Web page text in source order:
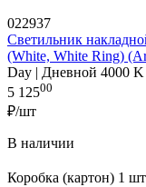
022937
Светильник
(White, White Ring)
Day | Дневной 4000 K
5 12500
₽/шт
В наличии
Коробка (картон) 1